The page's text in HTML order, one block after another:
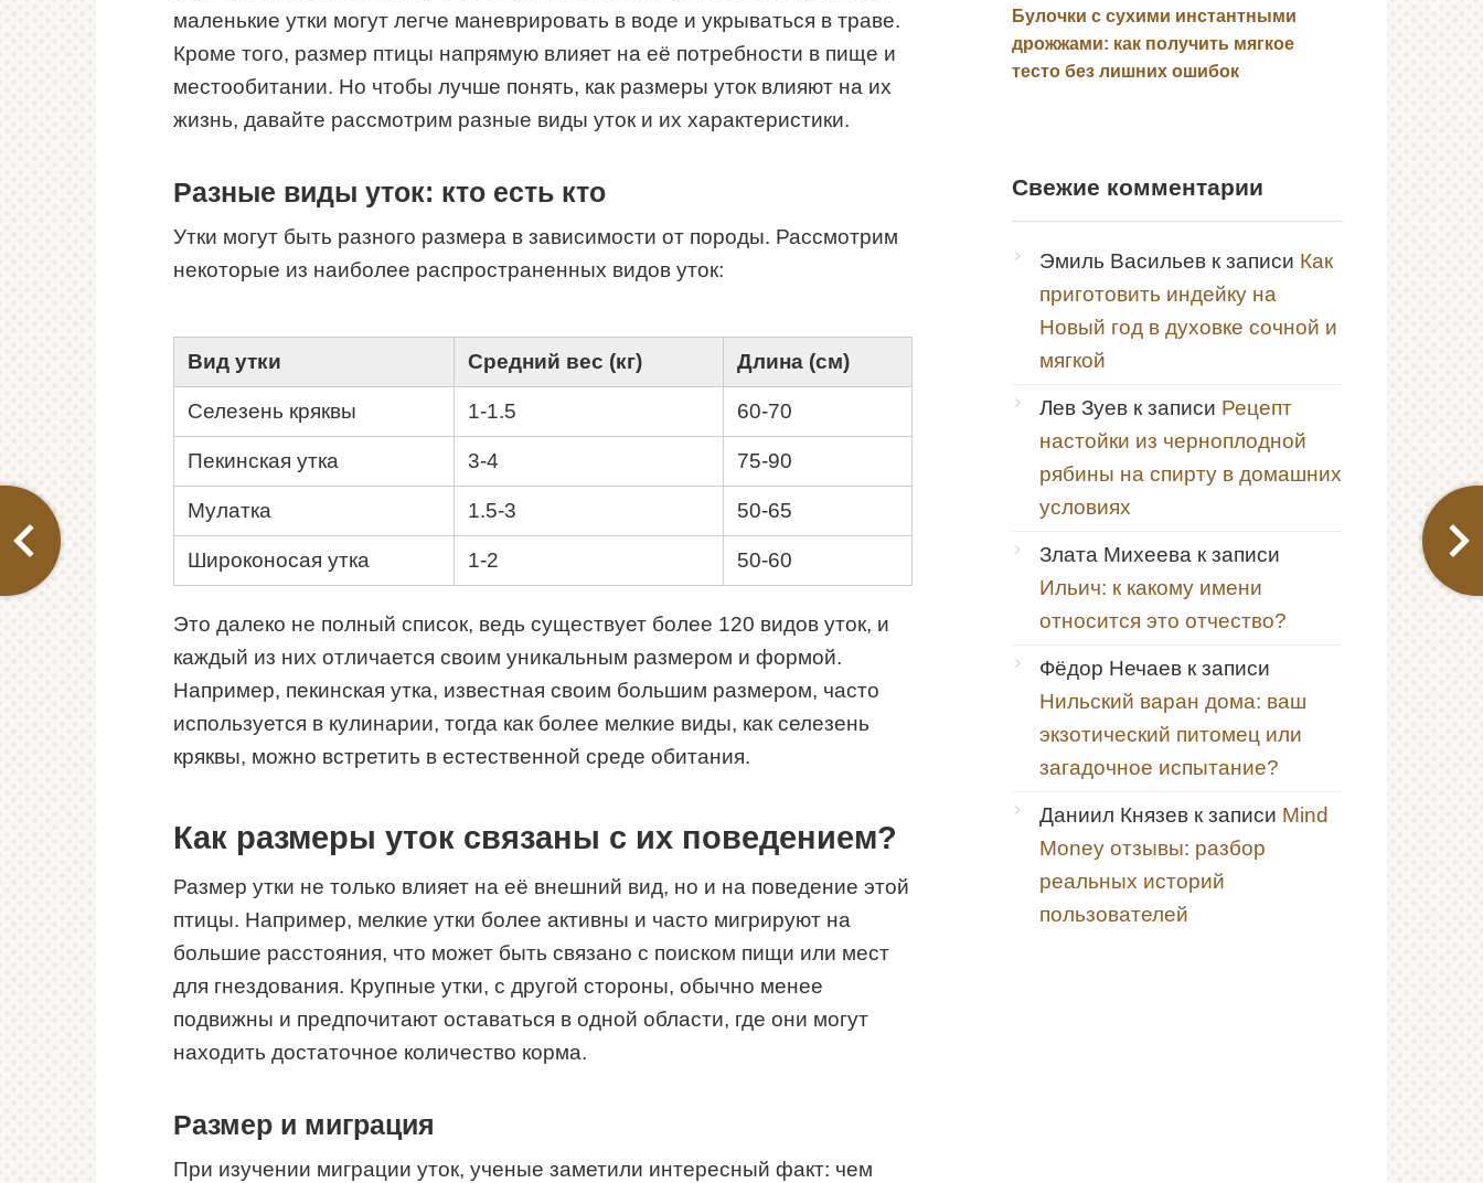
маленькие утки могут легче маневрировать в воде и укрываться в траве.
Кроме того, размер птицы напрямую влияет на её потребности в пище и
местообитании. Но чтобы лучше понять, как размеры уток влияют на их
жизнь, давайте рассмотрим разные виды уток и их характеристики.
Разные виды уток: кто есть кто
Утки могут быть разного размера в зависимости от породы. Рассмотрим
некоторые из наиболее распространенных видов уток:
Вид утки Средний вес (кг) Длина (см)
Селезень кряквы 1-1.5 60-70
Пекинская утка 3-4 75-90
Мулатка 1.5-3 50-65
Широконосая утка 1-2 50-60
Это далеко не полный список, ведь существует более 120 видов уток, и
каждый из них отличается своим уникальным размером и формой.
Например, пекинская утка, известная своим большим размером, часто
используется в кулинарии, тогда как более мелкие виды, как селезень
кряквы, можно встретить в естественной среде обитания.
Как размеры уток связаны с их поведением?
Размер утки не только влияет на её внешний вид, но и на поведение этой
птицы. Например, мелкие утки более активны и часто мигрируют на
большие расстояния, что может быть связано с поиском пищи или мест
для гнездования. Крупные утки, с другой стороны, обычно менее
подвижны и предпочитают оставаться в одной области, где они могут
находить достаточное количество корма.
Размер и миграция
При изучении миграции уток, ученые заметили интересный факт: чем
Булочки с сухими инстантными
дрожжами: как получить мягкое
тесто без лишних ошибок
Свежие комментарии
Эмиль Васильев к записи Как
приготовить индейку на
Новый год в духовке сочной и
мягкой
Лев Зуев к записи Рецепт
настойки из черноплодной
рябины на спирту в домашних
условиях
Злата Михеева к записи
Ильич: к какому имени
относится это отчество?
Фёдор Нечаев к записи
Нильский варан дома: ваш
экзотический питомец или
загадочное испытание?
Даниил Князев к записи Mind
Money отзывы: разбор
реальных историй
пользователей